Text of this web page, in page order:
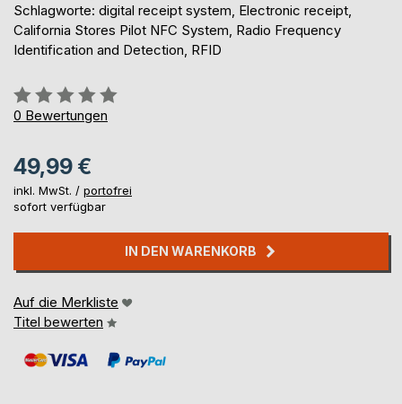
Schlagworte: digital receipt system, Electronic receipt,
California Stores Pilot NFC System, Radio Frequency
Identification and Detection, RFID
Bewertung::
0%
0 Bewertungen
49,99 €
inkl. MwSt. / portofrei
sofort verfügbar
IN DEN WARENKORB
Auf die Merkliste
Titel bewerten